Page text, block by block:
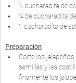
½ cucharadita de
¼ de cucharadita
1 cucharadita de sal
Preparación
Corte los
semillas y las
finamente los